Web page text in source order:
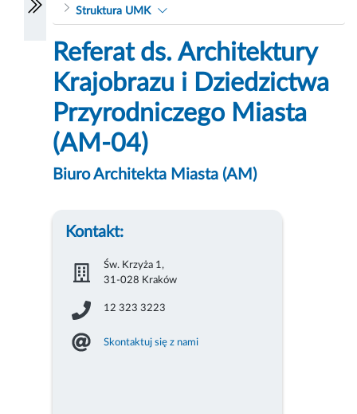
Struktura UMK
Referat ds. Architektury
Krajobrazu i Dziedzictwa
Przyrodniczego Miasta
(AM-04)
Biuro Architekta Miasta (AM)
Kontakt:
Św. Krzyża 1,
31-028 Kraków
12 323 3223
Skontaktuj się z nami